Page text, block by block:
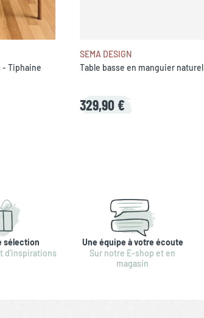
- Tiphaine
SEMA DESIGN
Table basse en manguier
329,90 €
sélection
d'inspirations
Une équipe à votre écoute
Sur notre E-shop et en
magasin